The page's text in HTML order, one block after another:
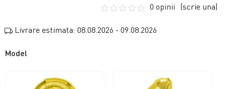
0 opinii (scrie una)
Livrare estimata: 08.08.2026 - 09.08.2026
Model